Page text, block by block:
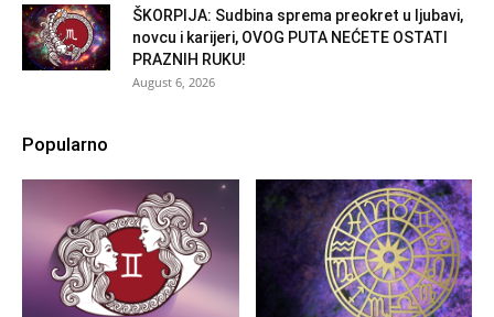
ŠKORPIJA: Sudbina sprema preokret u ljubavi,
novcu i karijeri, OVOG PUTA NEĆETE OSTATI
PRAZNIH RUKU!
August 6, 2026
Popularno